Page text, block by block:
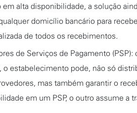
alta disponibilidade, a solução
domicílio bancário para
de todos os recebimentos.
de Serviços de Pagamento (PSP):
estabelecimento pode, não só
mas também garantir o
em um PSP, o outro assume a